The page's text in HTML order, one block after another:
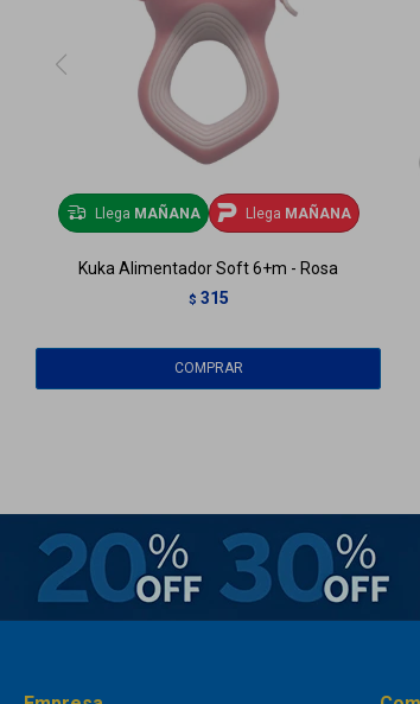
Llega MAÑANA Llega MAÑANA
Kuka Alimentador Soft 6+m - Rosa
$ 315